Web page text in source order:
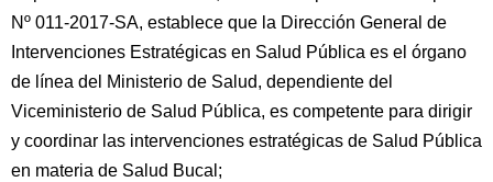
Nº 011-2017-SA, establece que la Dirección General de
Intervenciones Estratégicas en Salud Pública es el órgano
de línea del Ministerio de Salud, dependiente del
Viceministerio de Salud Pública, es competente para dirigir
y coordinar las intervenciones estratégicas de Salud Pública
en materia de Salud Bucal;